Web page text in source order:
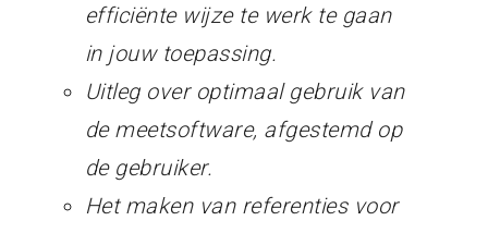
efficiënte wijze te werk te gaan
in jouw toepassing.
Uitleg over optimaal gebruik van
de meetsoftware, afgestemd op
de gebruiker.
Het maken van referenties voor